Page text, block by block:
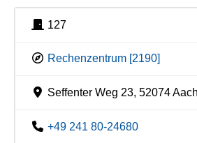
127
Rechenzentrum [2190]
Seffenter Weg 23, 52074
+49 241 80-24680